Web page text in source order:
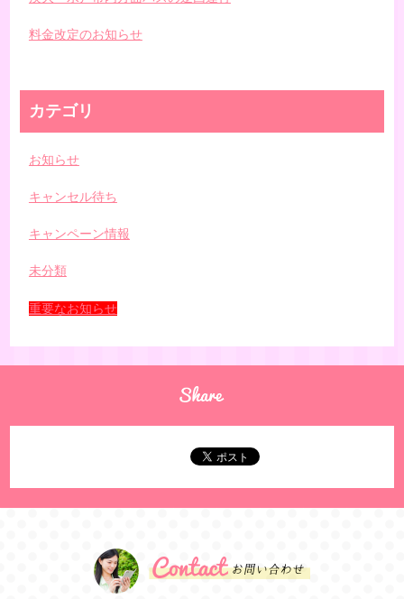
料金改定のお知らせ
カテゴリ
お知らせ
キャンセル待ち
キャンペーン情報
未分類
重要なお知らせ